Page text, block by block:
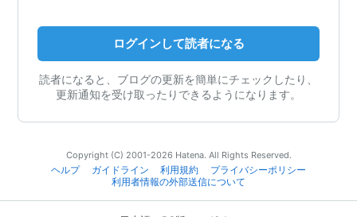
ログインして読者になる
読者になると、ブログの更新を簡単にチェックしたり、
更新通知を受け取ったりできるようになります。
Copyright (C) 2001-2026 Hatena. All Rights Reserved.
ヘルプ
ガイドライン 利用規約
プライバシーポリシー
利用者情報の外部送信について